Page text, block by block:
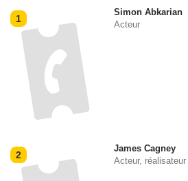
1
Simon Abkarian
Acteur
2
James Cagney
Acteur, réalisateur